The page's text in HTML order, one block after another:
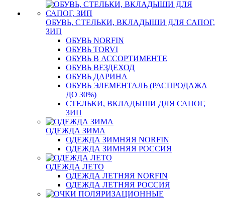
ОБУВЬ, СТЕЛЬКИ, ВКЛАДЫШИ ДЛЯ САПОГ,
ЗИП
ОБУВЬ NORFIN
ОБУВЬ TORVI
ОБУВЬ В АССОРТИМЕНТЕ
ОБУВЬ ВЕЗДЕХОД
ОБУВЬ ДАРИНА
ОБУВЬ ЭЛЕМЕНТАЛЬ (РАСПРОДАЖА
ДО 30%)
СТЕЛЬКИ, ВКЛАДЫШИ ДЛЯ САПОГ,
ЗИП
ОДЕЖДА ЗИМА
ОДЕЖДА ЗИМНЯЯ NORFIN
ОДЕЖДА ЗИМНЯЯ РОССИЯ
ОДЕЖДА ЛЕТО
ОДЕЖДА ЛЕТНЯЯ NORFIN
ОДЕЖДА ЛЕТНЯЯ РОССИЯ